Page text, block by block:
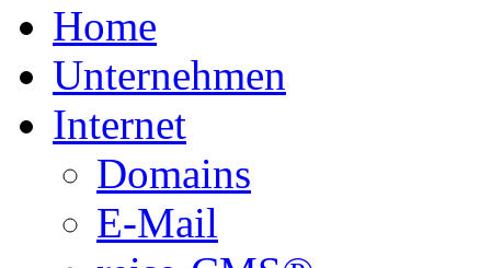
Home
Unternehmen
Internet
Domains
E-Mail